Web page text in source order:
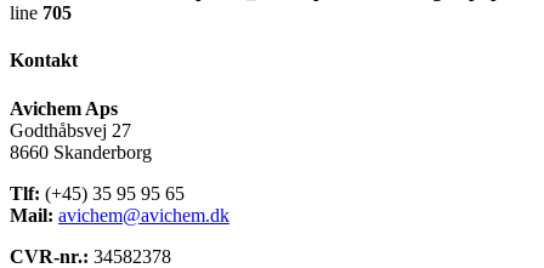
line 705
Kontakt
Avichem Aps
Godthåbsvej 27
8660 Skanderborg
Tlf: (+45) 35 95 95 65
Mail: avichem@avichem.dk
CVR-nr.: 34582378